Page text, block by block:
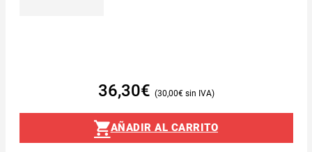
36,30€ 30,00€
AÑADIR AL CARRITO